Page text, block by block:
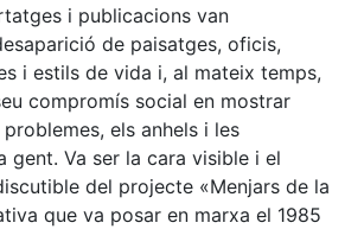
i publicacions van
de paisatges, oficis,
i estils de vida i, al mateix temps,
compromís social en mostrar
els anhels i les
gent. Va ser la cara visible i el
del projecte «Menjars de la
que va posar en marxa el 1985